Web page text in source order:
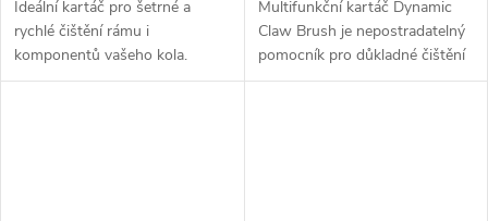
Ideální kartáč pro šetrné a
rychlé čištění rámu i
komponentů vašeho kola.
Multifunkční kartáč Dynamic
Claw Brush je nepostradatelný
pomocník pro důkladné čištění
pohonu kola – od kazety a